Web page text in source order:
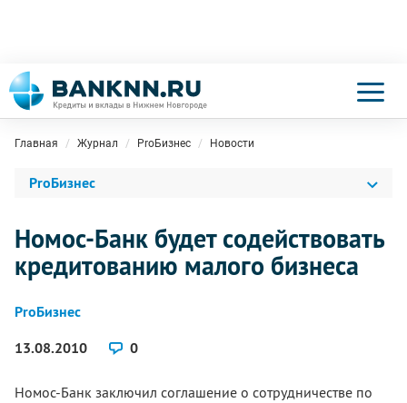
Главная Журнал ProБизнес Новости
ProБизнес
Номос-Банк будет содействовать
кредитованию малого бизнеса
ProБизнес
13.08.2010
0
Номос-Банк заключил соглашение о сотрудничестве по